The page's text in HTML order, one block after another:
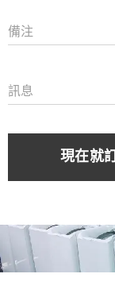
備注
訊息
現在就